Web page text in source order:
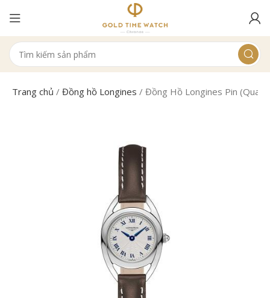
Trang chủ /Đồng hồ Longines /Đồng Hồ Longines Pin